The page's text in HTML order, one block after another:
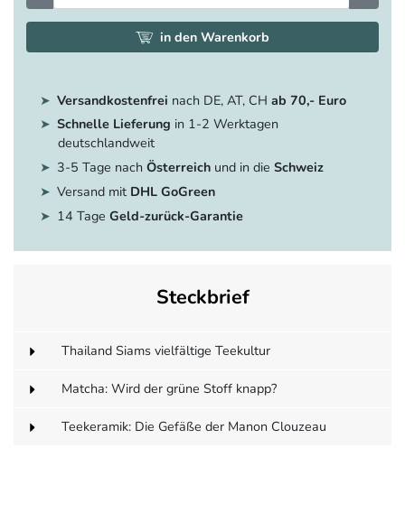
in den Warenkorb
Versandkostenfrei nach DE, AT, CH ab 70,- Euro
Schnelle Lieferung in 1-2 Werktagen
deutschlandweit
3-5 Tage nach Österreichund in die Schweiz
Versand mit DHL GoGreen
14 Tage Geld-zurück-Garantie
Steckbrief
Thailand Siams vielfältige Teekultur
Matcha: Wird der grüne Stoff knapp?
Teekeramik: Die Gefäße der Manon Clouzeau